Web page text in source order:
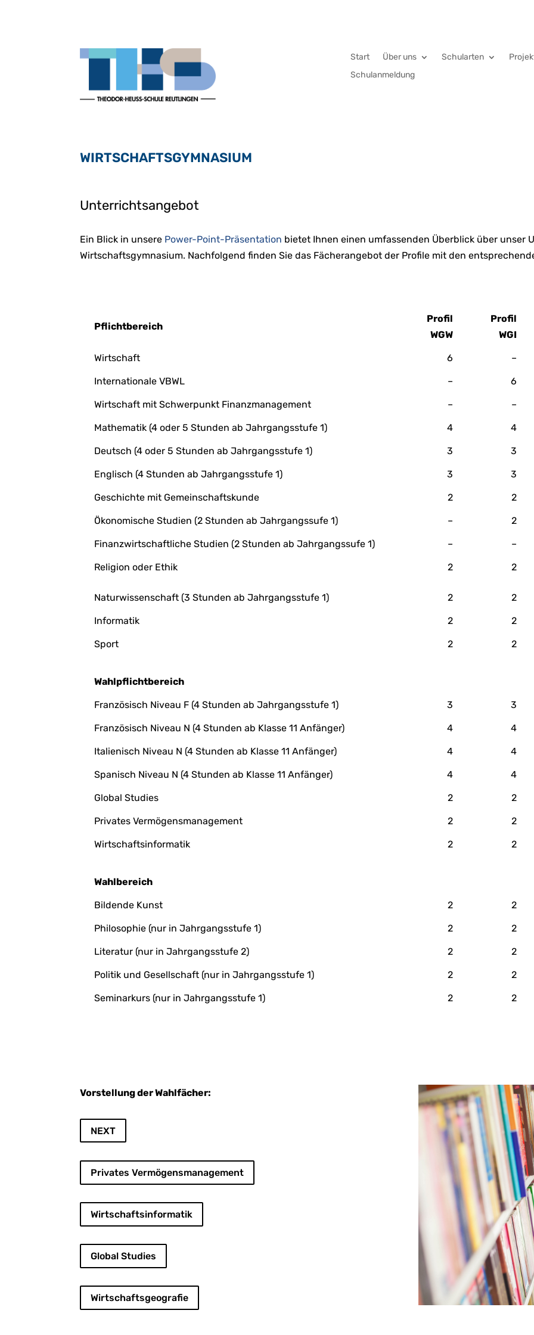
Start Über uns Schularten
Schulanmeldung
WIRTSCHAFTSGYMNASIUM
Unterrichtsangebot
Ein Blick in unsere Power-Point-Präsentation bietet Ihnen einen umfassenden Überblick über unser
Wirtschaftsgymnasium. Nachfolgend finden Sie das Fächerangebot der Profile mit den
Pflichtbereich
Profil
WGW
Profil
WGI
Wirtschaft 6 –
Internationale VBWL – 6
Wirtschaft mit Schwerpunkt Finanzmanagement – –
Mathematik (4 oder 5 Stunden ab Jahrgangsstufe 1) 4 4
Deutsch (4 oder 5 Stunden ab Jahrgangsstufe 1) 3 3
Englisch (4 Stunden ab Jahrgangsstufe 1) 3 3
Geschichte mit Gemeinschaftskunde 2 2
Ökonomische Studien (2 Stunden ab Jahrgangssufe 1) – 2
Finanzwirtschaftliche Studien (2 Stunden ab Jahrgangssufe 1) – –
Religion oder Ethik 2 2
Naturwissenschaft (3 Stunden ab Jahrgangsstufe 1) 2 2
Informatik 2 2
Sport 2 2
Wahlpflichtbereich
Französisch Niveau F (4 Stunden ab Jahrgangsstufe 1) 3 3
Französisch Niveau N (4 Stunden ab Klasse 11 Anfänger) 4 4
Italienisch Niveau N (4 Stunden ab Klasse 11 Anfänger) 4 4
Spanisch Niveau N (4 Stunden ab Klasse 11 Anfänger) 4 4
Global Studies 2 2
Privates Vermögensmanagement 2 2
Wirtschaftsinformatik 2 2
Wahlbereich
Bildende Kunst 2 2
Philosophie (nur in Jahrgangsstufe 1) 2 2
Literatur (nur in Jahrgangsstufe 2) 2 2
Politik und Gesellschaft (nur in Jahrgangsstufe 1) 2 2
Seminarkurs (nur in Jahrgangsstufe 1) 2 2
Vorstellung der Wahlfächer:
NEXT
Privates Vermögensmanagement
Wirtschaftsinformatik
Global Studies
Wirtschaftsgeografie